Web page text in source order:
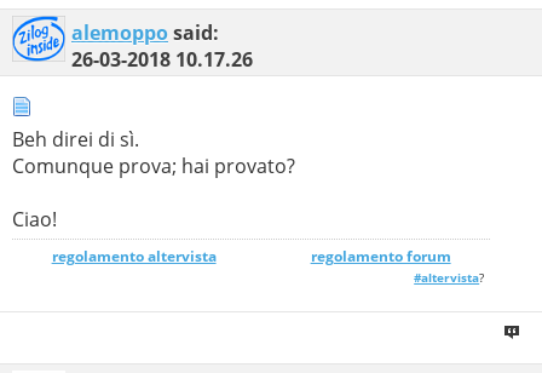
alemopposaid:
26-03-2018 10.17.26
Beh direi di sì.
Comunque prova; hai provato?
Ciao!
regolamento altervista_______________ regolamento forum
#altervista?